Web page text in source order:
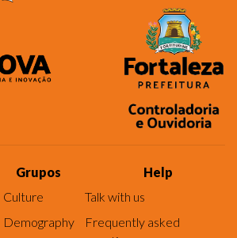
Grupos
Culture
Demography
Help
Talk with us
Frequently asked